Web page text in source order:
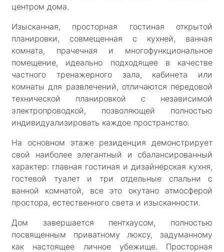
центром дома.
Изысканная, просторная гостиная открытой
планировки, совмещенная с кухней, ванная
комната, прачечная и многофункциональное
помещение, идеально подходящее в качестве
частного тренажерного зала, кабинета или
комнаты для развлечений, отличаются передовой
технической планировкой с независимой
электропроводкой, позволяющей полностью
индивидуализировать каждое пространство.
На основном этаже резиденция демонстрирует
свой наиболее элегантный и сбалансированный
характер: главная гостиная и дизайнерская кухня,
гостевой туалет и три отдельные спальни с
ванной комнатой, все это окутано атмосферой
простора, естественного света и изысканности.
Дом завершается пентхаусом, полностью
посвященным приватному люксу, задуманному
как настоящее личное убежище. Просторная